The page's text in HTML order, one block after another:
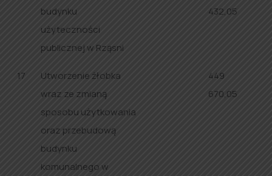
budynku
użyteczności
publicznej w Rząsni
432,05
17
Utworzenie żłobka
wraz ze zmianą
sposobu użytkowania
oraz przebudową
budynku
komunalnego w
449
670,05